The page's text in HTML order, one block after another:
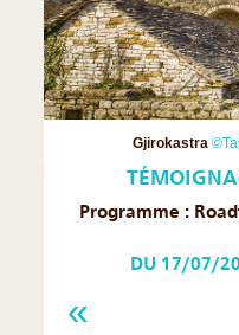
Gjirokastra
Programme :
DU 17/07/